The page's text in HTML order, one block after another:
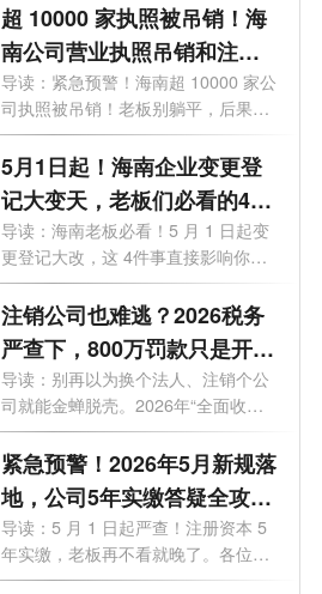
超 10000 家执照被吊销！海
南公司营业执照吊销和注销
一样吗？企业被吊销后应该
怎么处理？看这篇就够了！
导读：紧急预警！海南超 10000 家公
司执照被吊销！老板别躺平，后果直
接影...
5月1日起！海南企业变更登
记大变天，老板们必看的4个
关键影响
导读：海南老板必看！5 月 1 日起变
更登记大改，这 4件事直接影响你的
钱袋...
注销公司也难逃？2026税务
严查下，800万罚款只是开
始！老板们的最后自救指南
导读：别再以为换个法人、注销个公
司就能金蝉脱壳。2026年“全面收割
期”...
紧急预警！2026年5月新规落
地，公司5年实缴答疑全攻
略，老板必看避坑
导读：5 月 1 日起严查！注册资本 5
年实缴，老板再不看就晚了。各位老
板、...